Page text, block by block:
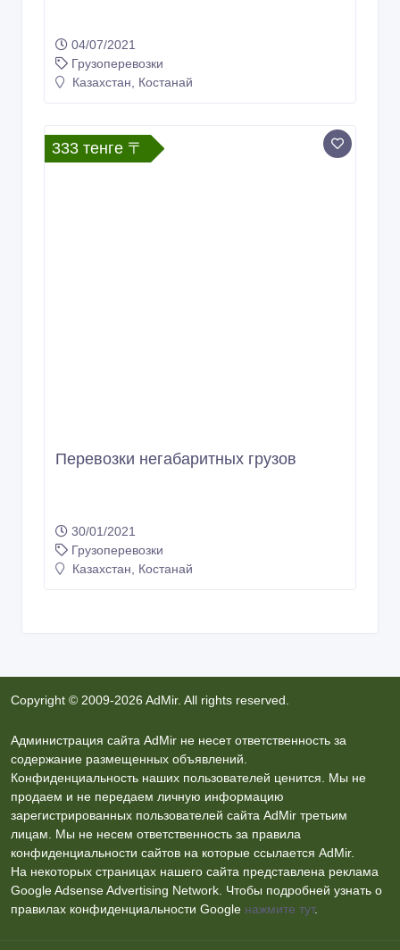
04/07/2021
Грузоперевозки
Казахстан, Костанай
333 тенге 〒
Пepевозки нeгабаритных грузов
30/01/2021
Грузоперевозки
Казахстан, Костанай
Copyright © 2009-2026 AdMir. All rights reserved.
Администрация сайта AdMir не несет ответственность за
содержание размещенных объявлений.
Конфиденциальность наших пользователей ценится. Мы не
продаем и не передаем личную информацию
зарегистрированных пользователей сайта AdMir третьим
лицам. Мы не несем ответственность за правила
конфиденциальности сайтов на которые ссылается AdMir.
На некоторых страницах нашего сайта представлена реклама
Google Adsense Advertising Network. Чтобы подробней узнать о
правилах конфиденциальности Google нажмите тут.